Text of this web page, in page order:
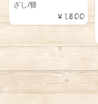
ざし/簪
¥1,800